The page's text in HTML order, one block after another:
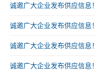
诚邀广大企业发布供应信息！
诚邀广大企业发布供应信息！
诚邀广大企业发布供应信息！
诚邀广大企业发布供应信息！